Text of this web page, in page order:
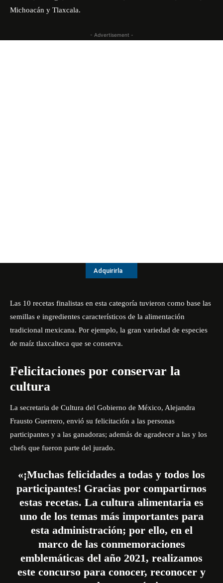
Michoacán y Tlaxcala.
- Advertisement -
Adquirirla
Las 10 recetas finalistas en esta categoría tuvieron como base las
semillas e ingredientes característicos de la alimentación
tradicional mexicana. Por ejemplo, la gran variedad de especies
de maíz tlaxcalteca que se conserva.
Felicitaciones por conservar la
cultura
La secretaria de Cultura del Gobierno de México, Alejandra
Frausto Guerrero, envió su felicitación a las personas
participantes y a las ganadoras; además de agradecer a las y los
chefs que fueron parte del jurado.
«¡Muchas felicidades a todas y todos los
participantes! Gracias por compartirnos
estas recetas. La cultura alimentaria es
uno de los temas más importantes para
esta administración; por ello, en el
marco de las conmemoraciones
emblemáticas del año 2021, realizamos
este concurso para conocer, reconocer y